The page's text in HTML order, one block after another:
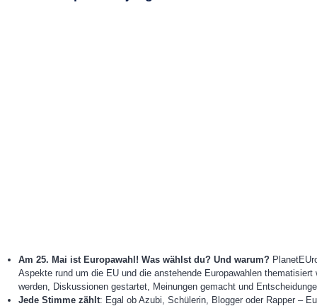
Am 25. Mai ist Europawahl! Was wählst du? Und warum?
Aspekte rund um die EU und die anstehende Europawahlen
werden, Diskussionen gestartet, Meinungen gemacht und
Jede Stimme zählt: Egal ob Azubi, Schülerin, Blogger oder Rapper –